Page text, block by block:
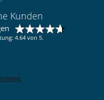
Kunden
4.64 von 5.